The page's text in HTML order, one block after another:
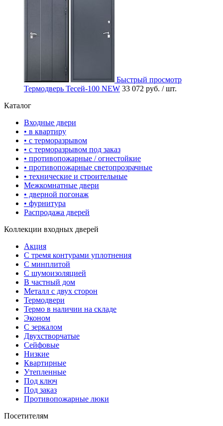
Быстрый просмотр
Термодверь Тесей-100 NEW 33 072 руб. / шт.
Каталог
Входные двери
• в квартиру
• с терморазрывом
• с терморазрывом под заказ
• противопожарные / огнестойкие
• противопожарные светопрозрачные
• технические и строительные
Межкомнатные двери
• дверной погонаж
• фурнитура
Распродажа дверей
Коллекции входных дверей
Акция
С тремя контурами уплотнения
С минплитой
С шумоизоляцией
В частный дом
Металл с двух сторон
Термодвери
Термо в наличии на складе
Эконом
С зеркалом
Двухстворчатые
Сейфовые
Низкие
Квартирные
Утепленные
Под ключ
Под заказ
Противопожарные люки
Посетителям